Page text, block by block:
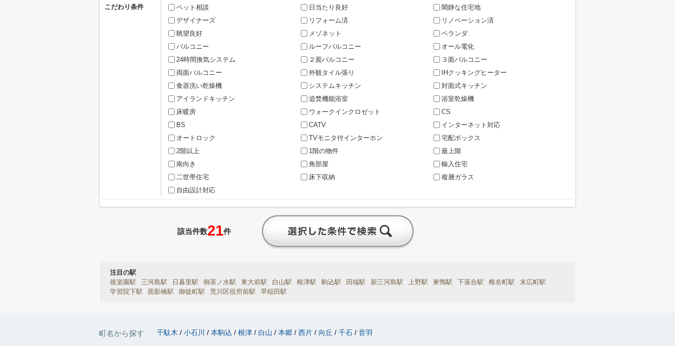
こだわり条件 ペット相談 日当たり良好
閑静な住宅地
デザイナーズ
リフォーム済
リノベーション済
眺望良好
メゾネット
ベランダ
バルコニー
ルーフバルコニー
オール電化
24時間換気システム
２面バルコニー
３面バルコニー
両面バルコニー
外観タイル張り
IHクッキングヒーター
食器洗い乾燥機
システムキッチン
対面式キッチン
アイランドキッチン
追焚機能浴室
浴室乾燥機
床暖房
ウォークインクロゼット
CS
BS
CATV
インターネット対応
オートロック
TVモニタ付インターホン
宅配ボックス
2階以上
1階の物件
最上階
南向き
角部屋
輸入住宅
二世帯住宅
床下収納
複層ガラス
自由設計対応
該当件数21件
注目の駅
後楽園駅
三河島駅 日暮里駅 御茶ノ水駅 東大前駅 白山駅 根津駅 駒込駅 田端駅 新三河島駅 上野駅 巣鴨駅 下落合駅 椎名町駅
末広町駅
学習院下駅
面影橋駅 御徒町駅 荒川区役所前駅 早稲田駅
町名から探す 千駄木 小石川 本駒込 根津 白山 本郷 西片 向丘 千石 音羽